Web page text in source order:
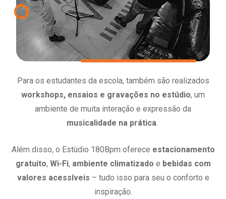
Para os estudantes da escola, também são realizados
workshops, ensaios e gravações no estúdio, um
ambiente de muita interação e expressão da
musicalidade na prática
Além disso, o Estúdio 180Bpm oferece estacionamento
gratuito, Wi-Fi, ambiente climatizado e bebidas com
valores acessíveis – tudo isso para seu o conforto e
inspiração.